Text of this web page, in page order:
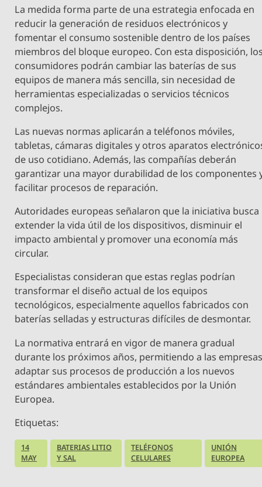
La medida forma parte de una estrategia enfocada en
reducir la generación de residuos electrónicos y
fomentar el consumo sostenible dentro de los países
miembros del bloque europeo. Con esta disposición,
consumidores podrán cambiar las baterías de sus
equipos de manera más sencilla, sin necesidad de
herramientas especializadas o servicios técnicos
complejos.
Las nuevas normas aplicarán a teléfonos móviles,
tabletas, cámaras digitales y otros aparatos
de uso cotidiano. Además, las compañías deberán
garantizar una mayor durabilidad de los componentes
facilitar procesos de reparación.
Autoridades europeas señalaron que la iniciativa busca
extender la vida útil de los dispositivos, disminuir el
impacto ambiental y promover una economía más
circular.
Especialistas consideran que estas reglas podrían
transformar el diseño actual de los equipos
tecnológicos, especialmente aquellos fabricados con
baterías selladas y estructuras difíciles de desmontar.
La normativa entrará en vigor de manera gradual
durante los próximos años, permitiendo a las
adaptar sus procesos de producción a los nuevos
estándares ambientales establecidos por la Unión
Europea.
Etiquetas:
14
MAY
BATERIAS LITIO
Y SAL
TELÉFONOS
CELULARES
UNIÓN
EUROPEA